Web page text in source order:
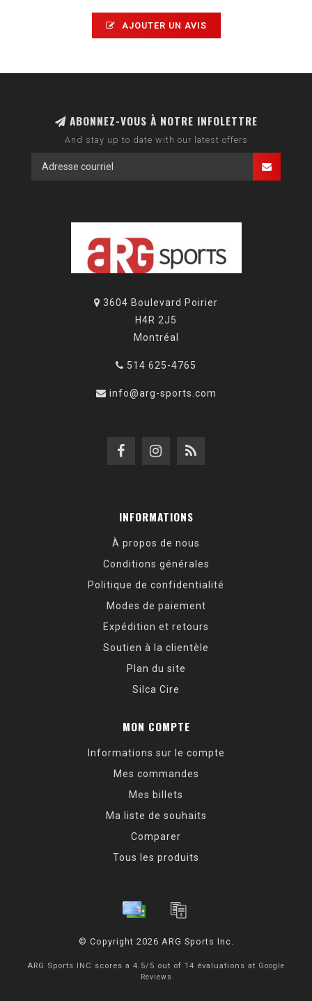
AJOUTER UN AVIS
ABONNEZ-VOUS À NOTRE INFOLETTRE
And stay up to date with our latest offers
3604 Boulevard Poirier
H4R 2J5
Montréal
514 625-4765
info@arg-sports.com
INFORMATIONS
À propos de nous
Conditions générales
Politique de confidentialité
Modes de paiement
Expédition et retours
Soutien à la clientèle
Plan du site
Silca Cire
MON COMPTE
Informations sur le compte
Mes commandes
Mes billets
Ma liste de souhaits
Comparer
Tous les produits
© Copyright 2026 ARG Sports Inc.
ARG Sports INC scores a 4.5/ 5 out of 14 évaluations at Google
Reviews